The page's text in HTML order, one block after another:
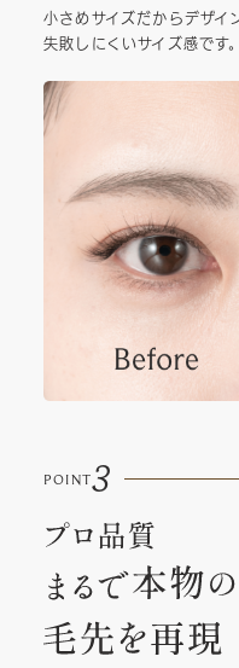
小さめサイズだからデザイ
失敗しにくいサイズ感です。
POINT3